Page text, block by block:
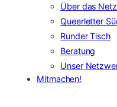
Über das
Queerletter
Runder Tisch
Beratung
Unser
Mitmachen!